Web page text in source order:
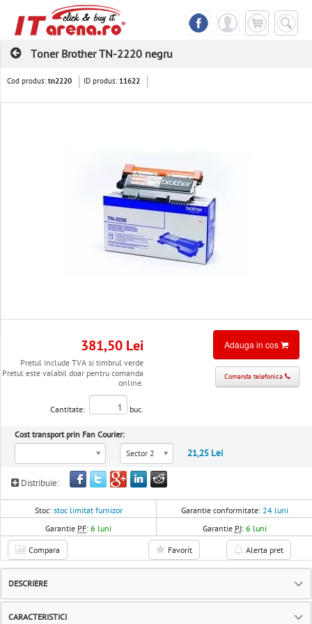
Toner Brother TN-2220 negru
Cod produs:tn2220 ID produs: 11622
381,50 Lei
Pretul include TVA si timbrul verde
Pretul este valabil doar pentru comanda
online.
Cantitate: buc.
Adauga in cos
Comanda telefonica
Cost transport prin Fan Courier:
Sector 2
21,25 Lei
Distribuie:
Stoc: stoc limitat furnizor Garantie conformitate: 24 luni
Garantie PF:6 luni Garantie PJ: 6 luni
Compara Favorit Alerta pret
DESCRIERE
CARACTERISTICI